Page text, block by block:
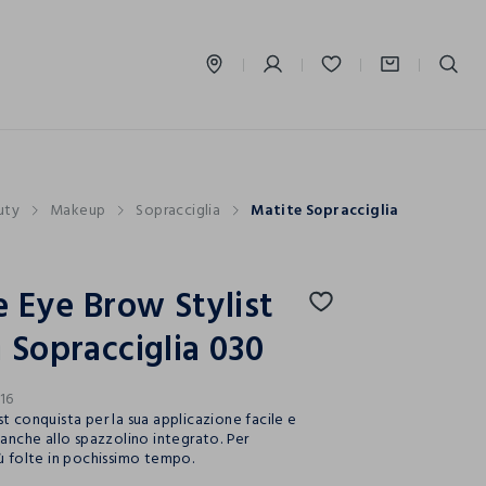
Makeup Sopracciglia Matite Sopracciglia
Eye Brow Stylist
030
conquista per la sua applicazione facile e
allo spazzolino integrato. Per
folte in pochissimo tempo.